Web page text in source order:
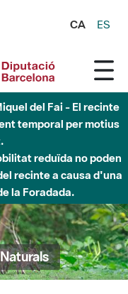
CA ES
del Fai - El recinte
temporal per motius
reduïda no poden
recinte a causa d'una
la Foradada.